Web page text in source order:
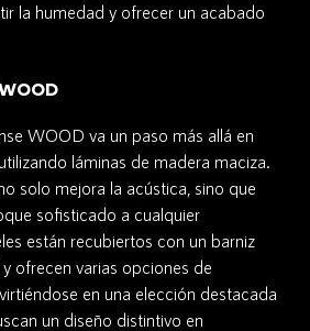
la humedad y ofrecer un acabado
WOOD va un paso más allá en
láminas de madera maciza.
solo mejora la acústica, sino que
sofisticado a cualquier
están recubiertos con un barniz
ofrecen varias opciones de
en una elección destacada
un diseño distintivo en